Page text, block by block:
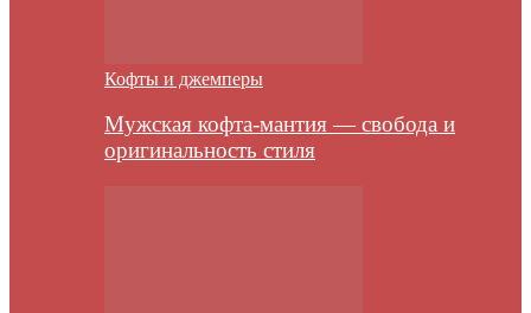
Кофты и джемперы
Мужская кофта-мантия — свобода и
оригинальность стиля